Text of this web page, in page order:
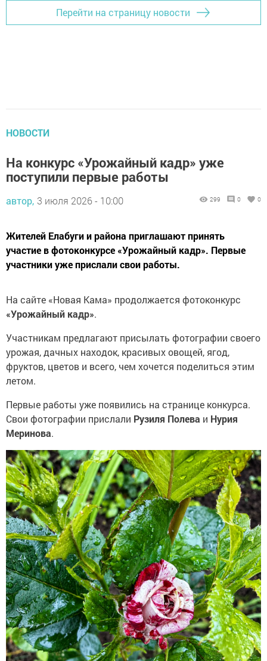
Перейти на страницу новости
НОВОСТИ
На конкурс «Урожайный кадр» уже
поступили первые работы
автор, 3 июля 2026 - 10:00 299 0 0
Жителей Елабуги и района приглашают принять
участие в фотоконкурсе «Урожайный кадр». Первые
участники уже прислали свои работы.
На сайте «Новая Кама» продолжается фотоконкурс
«Урожайный кадр».
Участникам предлагают присылать фотографии своего
урожая, дачных находок, красивых овощей, ягод,
фруктов, цветов и всего, чем хочется поделиться этим
летом.
Первые работы уже появились на странице конкурса.
Свои фотографии прислали Рузиля Полева и Нурия
Меринова.